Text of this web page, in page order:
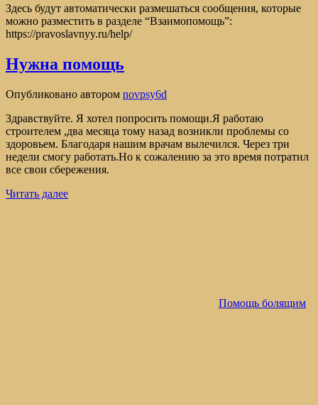
Здесь будут автоматически размешаться сообщения, которые
можно разместить в разделе “Взаимопомощь”:
https://pravoslavnyy.ru/help/
Нужна помощь
Опубликовано автором novpsy6d
Здравствуйте. Я хотел попросить помощи.Я работаю
строителем ,два месяца тому назад возникли проблемы со
здоровьем. Благодаря нашим врачам вылечился. Через три
недели смогу работать.Но к сожалению за это время потратил
все свои сбережения.
Читать далее
Помощь болящим